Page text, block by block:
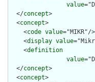
value
  </
concept>
  <
concept>
    <
code value="MIKR"/>
    <
display value
    <
definition
value
  </
concept>
  <
concept>